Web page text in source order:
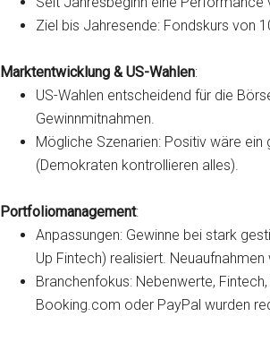
Ziel bis Jahresende: Fondskurs von
Marktentwicklung & US-Wahlen:
US-Wahlen entscheidend für die
Gewinnmitnahmen.
Mögliche Szenarien: Positiv wäre ein
(Demokraten kontrollieren alles).
Portfoliomanagement:
Anpassungen: Gewinne bei stark
Up Fintech) realisiert.
Branchenfokus: Nebenwerte,
Booking.com oder PayPal wurden